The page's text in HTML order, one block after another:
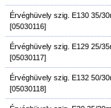
Érvéghüvely szig. E130 35/
[05030116]
Érvéghüvely szig. E129 25/
[05030117]
Érvéghüvely szig. E132 50/
[05030118]